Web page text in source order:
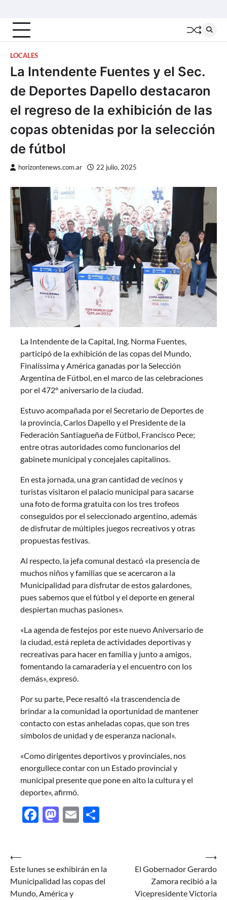
content
LOCALES
La Intendente Fuentes y el Sec.
de Deportes Dapello destacaron
el regreso de la exhibición de las
copas obtenidas por la selección
de fútbol
horizontenews.com.ar 22 julio, 2025
La Intendente de la Capital, Ing. Norma Fuentes,
participó de la exhibición de las copas del Mundo,
Finalíssima y América ganadas por la Selección
Argentina de Fútbol, en el marco de las celebraciones
por el 472° aniversario de la ciudad.
Estuvo acompañada por el Secretario de Deportes de
la provincia, Carlos Dapello y el Presidente de la
Federación Santiagueña de Fútbol, Francisco Pece;
entre otras autoridades como funcionarios del
gabinete municipal y concejales capitalinos.
En esta jornada, una gran cantidad de vecinos y
turistas visitaron el palacio municipal para sacarse
una foto de forma gratuita con los tres trofeos
conseguidos por el seleccionado argentino, además
de disfrutar de múltiples juegos recreativos y otras
propuestas festivas.
Al respecto, la jefa comunal destacó «la presencia de
muchos niños y familias que se acercaron a la
Municipalidad para disfrutar de estos galardones,
pues sabemos que el fútbol y el deporte en general
despiertan muchas pasiones».
«La agenda de festejos por este nuevo Aniversario de
la ciudad, está repleta de actividades deportivas y
recreativas para hacer en familia y junto a amigos,
fomentando la camaradería y el encuentro con los
demás», expresó.
Por su parte, Pece resaltó «la trascendencia de
brindar a la comunidad la oportunidad de mantener
contacto con estas anheladas copas, que son tres
símbolos de unidad y de esperanza nacional».
«Como dirigentes deportivos y provinciales, nos
enorgullece contar con un Estado provincial y
municipal presente que pone en alto la cultura y el
deporte», afirmó.
Facebook
Mastodon
Email
Navegación
de
entradas
⟵
Este lunes se exhibirán en la
Municipalidad las copas del
Mundo, América y
El Gobernador Gerardo
Zamora recibió a la
Vicepresidente Victoria
⟶